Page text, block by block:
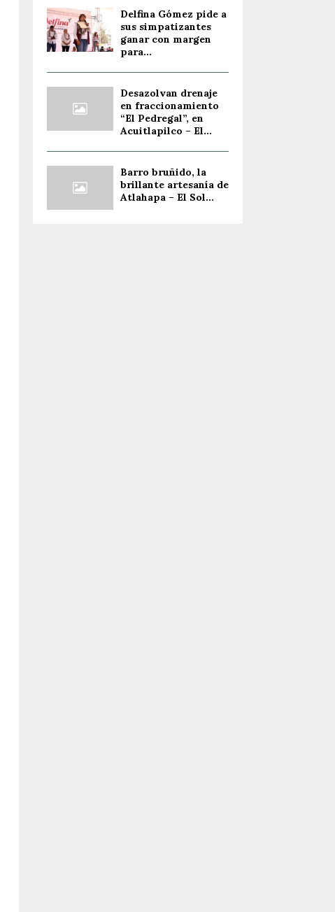
Delfina Gómez pide a
sus simpatizantes
ganar con margen
para...
Desazolvan drenaje
en fraccionamiento
“El Pedregal”, en
Acuitlapilco – El...
Barro bruñido, la
brillante artesanía de
Atlahapa – El Sol...